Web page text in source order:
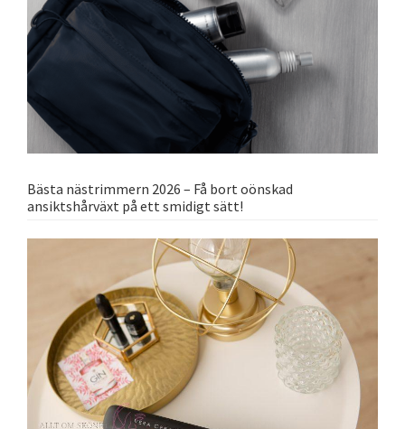
Bästa nästrimmern 2026 – Få bort oönskad
ansiktshårväxt på ett smidigt sätt!